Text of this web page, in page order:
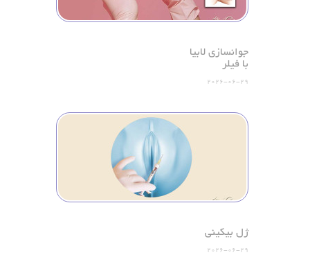
جوانسازی لابیا
با فیلر
2026-06-29
ژل بیکینی
2026-06-29